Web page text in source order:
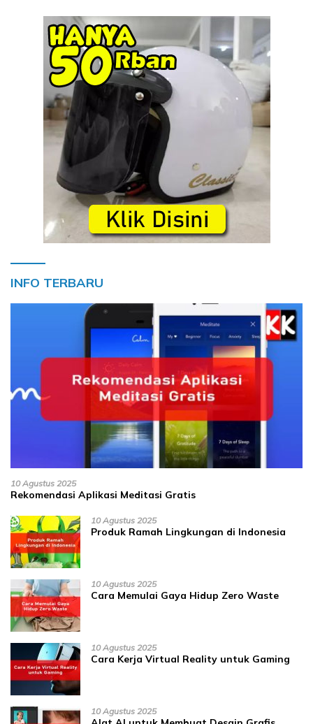
INFO TERBARU
10 Agustus 2025
Rekomendasi Aplikasi Meditasi Gratis
10 Agustus 2025
Produk Ramah Lingkungan di Indonesia
10 Agustus 2025
Cara Memulai Gaya Hidup Zero Waste
10 Agustus 2025
Cara Kerja Virtual Reality untuk Gaming
10 Agustus 2025